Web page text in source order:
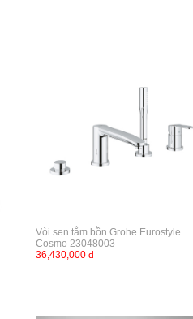
Vòi sen tắm bồn Grohe Eurostyle
Cosmo 23048003
36,430,000 đ